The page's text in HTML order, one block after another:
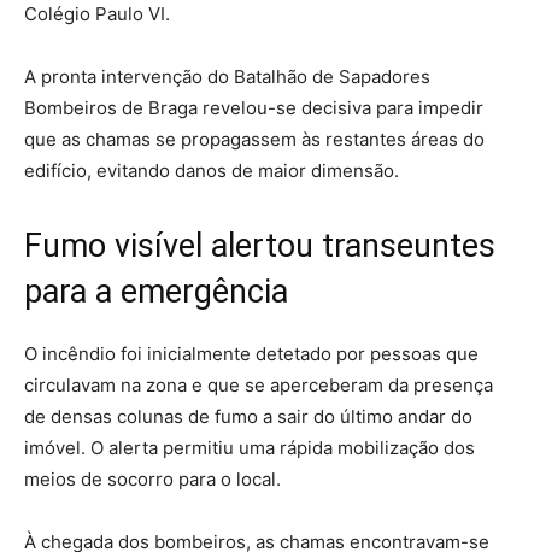
Colégio Paulo VI.
A pronta intervenção do Batalhão de Sapadores
Bombeiros de Braga revelou-se decisiva para impedir
que as chamas se propagassem às restantes áreas do
edifício, evitando danos de maior dimensão.
Fumo visível alertou transeuntes
para a emergência
O incêndio foi inicialmente detetado por pessoas que
circulavam na zona e que se aperceberam da presença
de densas colunas de fumo a sair do último andar do
imóvel. O alerta permitiu uma rápida mobilização dos
meios de socorro para o local.
À chegada dos bombeiros, as chamas encontravam-se